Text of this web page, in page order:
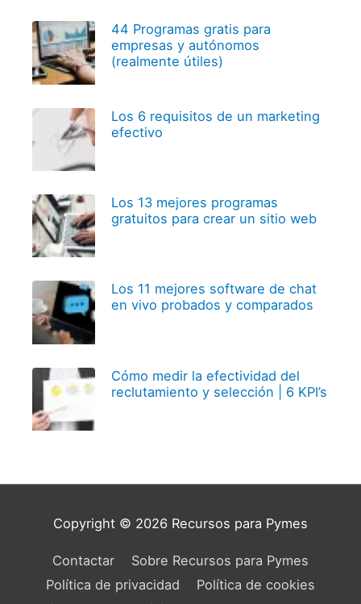
44 Programas gratis para
empresas y autónomos
(realmente útiles)
Los 6 requisitos de un marketing
efectivo
Los 13 mejores programas
gratuitos para crear un sitio web
Los 11 mejores software de chat
en vivo probados y comparados
Cómo medir la efectividad del
reclutamiento y selección | 6 KPI’s
Copyright © 2026 Recursos para Pymes
Contactar
Sobre Recursos para Pymes
Política de privacidad
Política de cookies